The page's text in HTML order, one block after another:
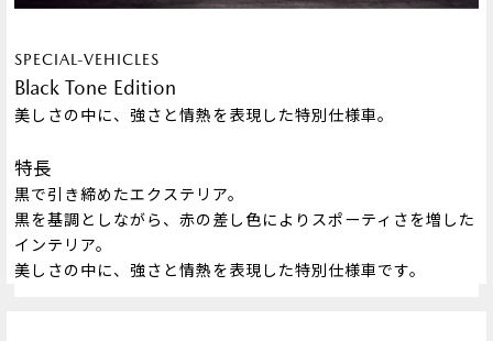
SPECIAL-VEHICLES
Black Tone Edition
美しさの中に、強さと情熱を表現した特別仕様車。
特長
黒で引き締めたエクステリア。
黒を基調としながら、赤の差し色によりスポーティさを増した
インテリア。
美しさの中に、強さと情熱を表現した特別仕様車です。